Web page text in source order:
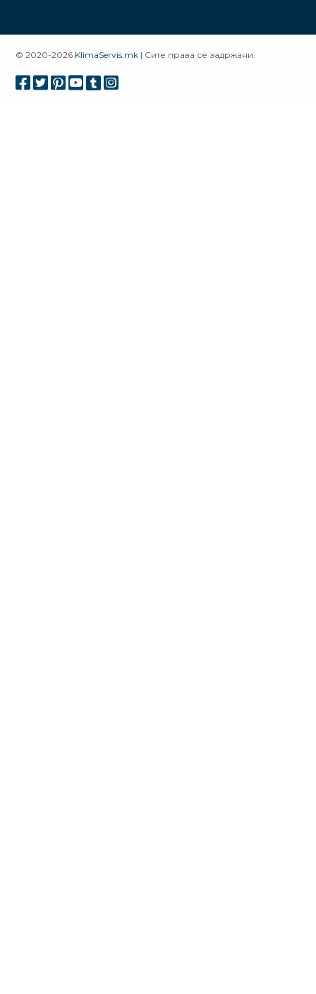
© 2020-2026 KlimaServis.mk | Сите права се задржани.